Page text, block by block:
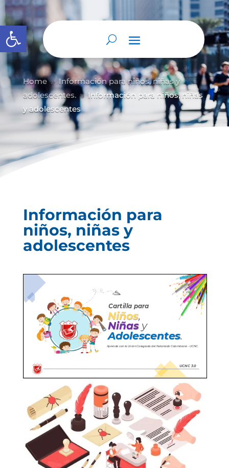
Abrir barra de herramientas
Home 9 Información para niños, niñas y
adolescentes. 9 Información para niños, niñas
y adolescentes
Información para
niños, niñas y
adolescentes